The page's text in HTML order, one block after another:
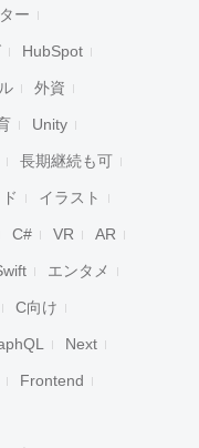
ー
HubSpot
外資
Unity
長期継続も可
イラスト
C# VR AR
エンタメ
C向け
Next
Frontend